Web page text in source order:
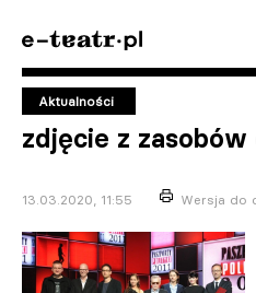
Aktualności
zdjęcie z zasobów
13.03.2020, 11:55 Wersja do